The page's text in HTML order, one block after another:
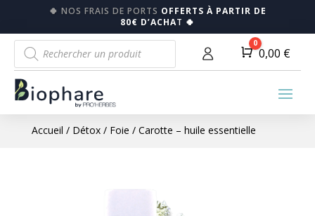
🍀 NOS FRAIS DE PORTS OFFERTS À PARTIR DE
80€ D’ACHAT 🍀
Recherche
de
produits
Panier
0
0,00 €
Accueil / Détox/ Foie / Carotte – huile essentielle